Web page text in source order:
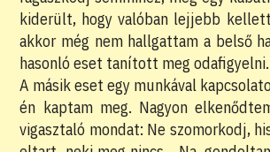
kiderült, hogy valóban lejjebb
akkor még nem hallgattam a belső
hasonló eset tanított meg odafigyelni.
A másik eset egy munkával
én kaptam meg. Nagyon
vigasztaló mondat: Ne szomorkodj,